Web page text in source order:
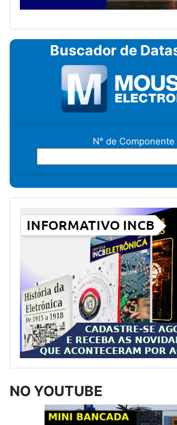
Buscador de
N° de Componente
NO YOUTUBE